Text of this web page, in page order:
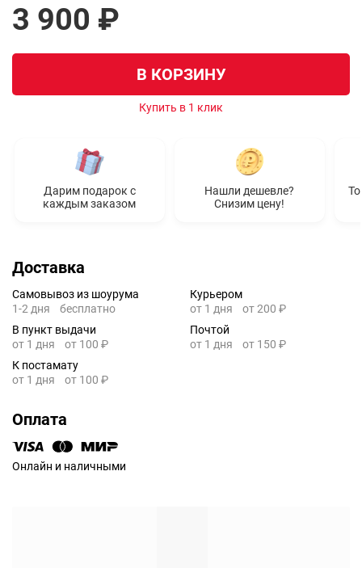
3 900 ₽
В КОРЗИНУ
Купить в 1 клик
Дарим подарок с
каждым заказом
Нашли дешевле?
Снизим цену!
Доставка
Самовывоз из шоурума
1-2 дня
бесплатно
Курьером
от 1 дня
от 200 ₽
В пункт выдачи
от 1 дня
от 100 ₽
Почтой
от 1 дня
от 150 ₽
К постамату
от 1 дня
от 100 ₽
Оплата
Онлайн и наличными